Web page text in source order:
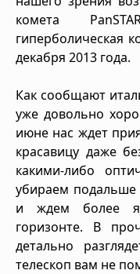
комета
гиперболическая
декабря 2013 года.
Как сообщают
уже довольно
июне нас ждет
красавицу даже
какими-либо
убираем
и ждем более
горизонте. В
детально
телескоп вам не